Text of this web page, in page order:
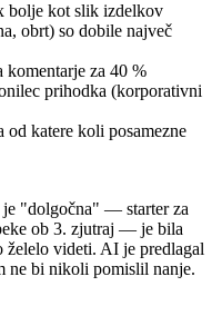
bolje kot slik izdelkov
obrt) so dobile največ
komentarje za 40 %
prihodka (korporativni
od katere koli posamezne
je "dolgočna" — starter za
ob 3. zjutraj — je bila
želelo videti. AI je predlagal
ne bi nikoli pomislil nanje.